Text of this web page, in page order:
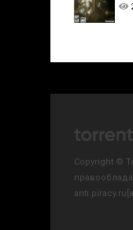
Copyright ©